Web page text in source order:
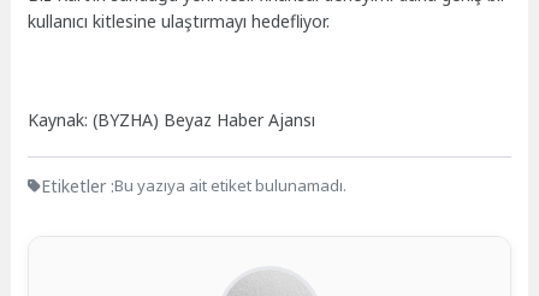
kullanıcı kitlesine ulaştırmayı hedefliyor.
Kaynak: (BYZHA) Beyaz Haber Ajansı
Etiketler :Bu yazıya ait etiket bulunamadı.